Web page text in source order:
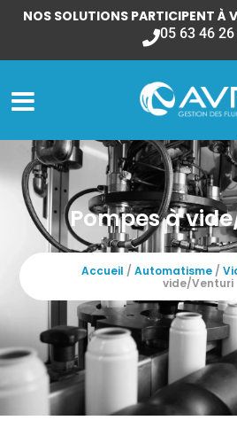
NOS SOLUTIONS PARTICIPENT À
05 63 46
Pompes à
Accueil / Automatisme/
vide/Venturi